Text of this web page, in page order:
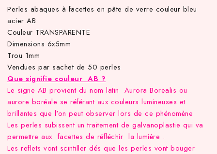
d'achat hors frais de port en France métropolitaine ! À
Perles abaques à facettes en pâte de verre couleur bleu
acier AB
Couleur TRANSPARENTE
Dimensions 6x5mm
Trou 1mm
Vendues par sachet de 50 perles
Que signifie couleur AB ?
Le signe AB provient du nom latin Aurora Borealis ou
aurore boréale se référant aux couleurs lumineuses et
brillantes que l'on peut observer lors de ce phénomène
Les perles subissent un traitement de galvanoplastie qui va
permettre aux facettes de réfléchir la lumière .
Les reflets vont scintiller dés que les perles vont bouger